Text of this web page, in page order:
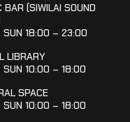
BAR (SIWILAI SOUND
SUN 18:00 – 23:00
LIBRARY
SUN 10:00 – 18:00
SPACE
SUN 10:00 – 18:00